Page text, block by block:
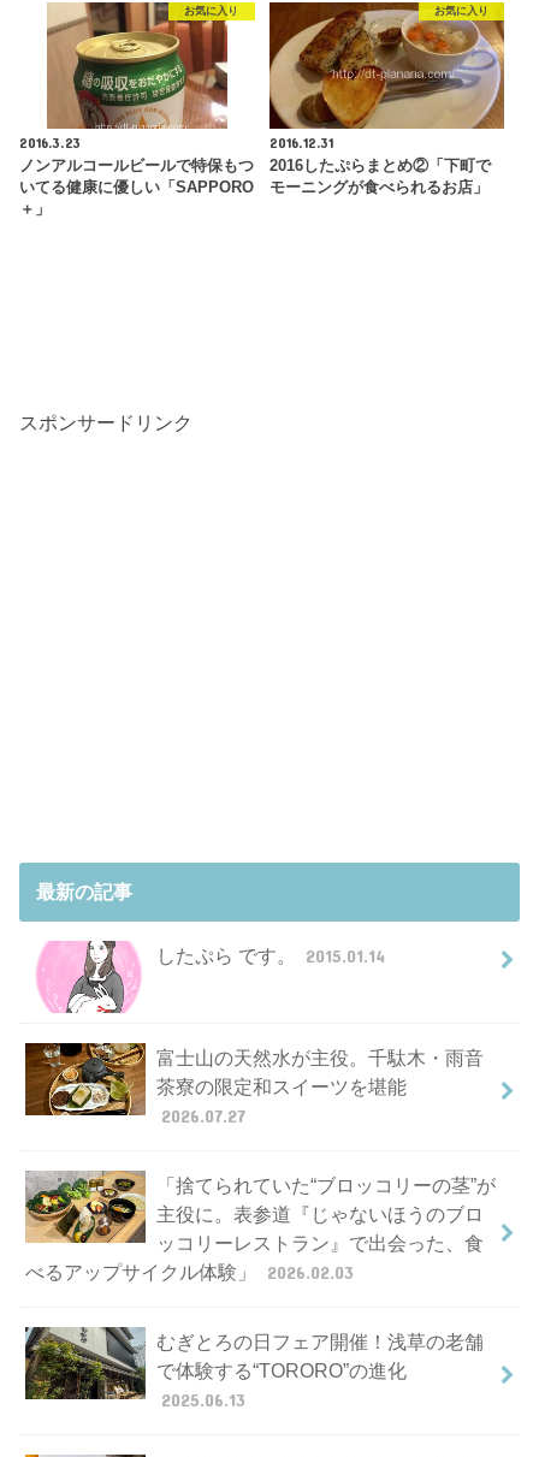
お気に入り
2016.3.23
ノンアルコールビールで特保もつ
いてる健康に優しい「SAPPORO
＋」
お気に入り
2016.12.31
2016したぷらまとめ②「下町で
モーニングが食べられるお店」
スポンサードリンク
最新の記事
したぷら です。 2015.01.14
富士山の天然水が主役。千駄木・雨音
茶寮の限定和スイーツを堪能
2026.07.27
「捨てられていた“ブロッコリーの茎”が
主役に。表参道『じゃないほうのブロ
ッコリーレストラン』で出会った、食
べるアップサイクル体験」
2026.02.03
むぎとろの日フェア開催！浅草の老舗
で体験する“TORORO”の進化
2025.06.13